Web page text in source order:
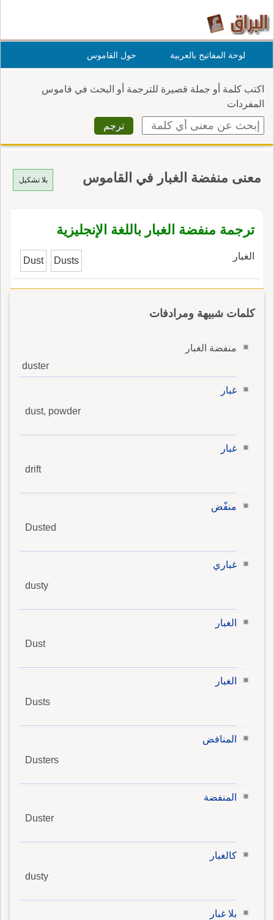
لوحة المفاتيح بالعربية حول القاموس
اكتب كلمة أو جملة قصيرة للترجمة أو البحث في قاموس
المفردات
بلا تشكيل معنى منفضة الغبار في القاموس
ترجمة منفضة الغبار باللغة الإنجليزية
الغبار Dust Dusts
كلمات شبيهة ومرادفات
منفضة الغبار
duster
غبار
dust, powder
غبار
drift
منفّض
Dusted
غباري
dusty
الغبار
Dust
الغبار
Dusts
المنافض
Dusters
المنفضة
Duster
كالغبار
dusty
بلا غبار